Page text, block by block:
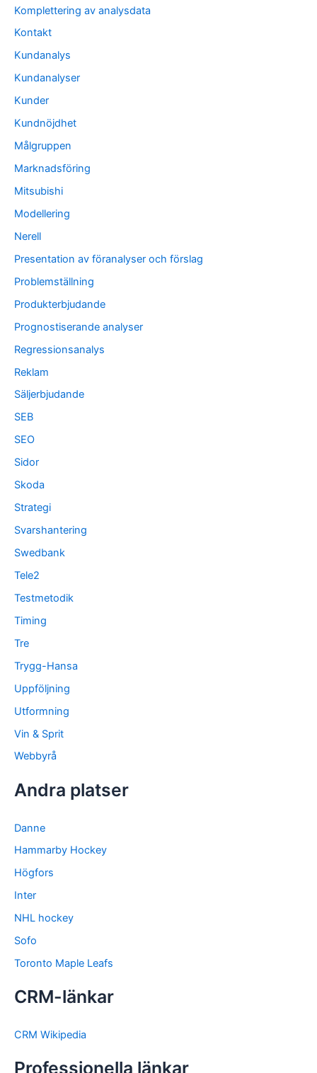
Komplettering av analysdata
Kontakt
Kundanalys
Kundanalyser
Kunder
Kundnöjdhet
Målgruppen
Marknadsföring
Mitsubishi
Modellering
Nerell
Presentation av föranalyser och förslag
Problemställning
Produkterbjudande
Prognostiserande analyser
Regressionsanalys
Reklam
Säljerbjudande
SEB
SEO
Sidor
Skoda
Strategi
Svarshantering
Swedbank
Tele2
Testmetodik
Timing
Tre
Trygg-Hansa
Uppföljning
Utformning
Vin & Sprit
Webbyrå
Andra platser
Danne
Hammarby Hockey
Högfors
Inter
NHL hockey
Sofo
Toronto Maple Leafs
CRM-länkar
CRM Wikipedia
Professionella länkar